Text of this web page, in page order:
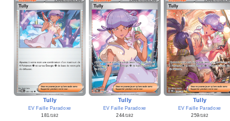
Tully
EV Faille Paradoxe
181/182
Tully
EV Faille Paradoxe
244/182
Tully
EV Faille Paradoxe
259/182